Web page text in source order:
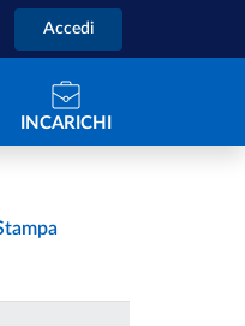
Accedi
INCARICHI